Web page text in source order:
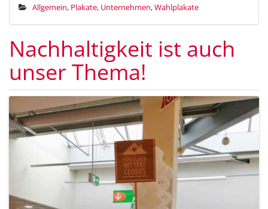
Allgemein, Plakate, Unternehmen,Wahlplakate
Nachhaltigkeit ist auch
unser Thema!